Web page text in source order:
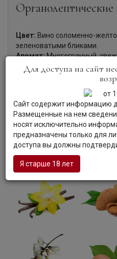
Цвет: Вино соломенно-
зеленоватыми бликами.
Аромат:Многогранный,
раскрывается оттенками
акации и заварного крема.
Вкус вина мягкий,
фруктовыми акцентами,
миндальными нюансами в
Гастрономия:Вино
паре с антипасти,
лобстерами, креветками,
Для доступа на сайт
Сайт содержит информацию
Размещенные на нем
носят исключительно
предназначены только для
доступа вы должны
Я старше 18 лет